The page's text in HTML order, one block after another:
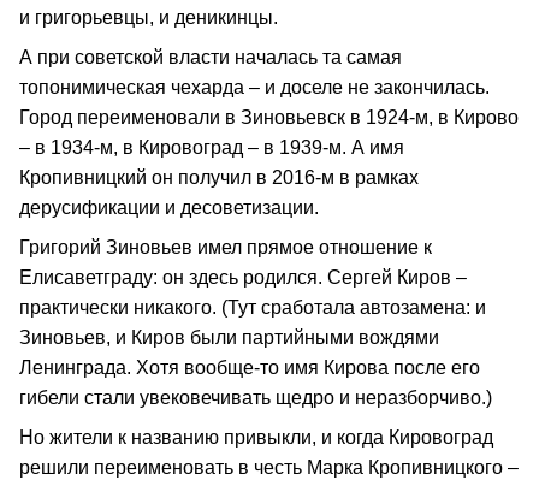
и григорьевцы, и деникинцы.
А при советской власти началась та самая
топонимическая чехарда – и доселе не закончилась.
Город переименовали в Зиновьевск в 1924-м, в Кирово
– в 1934-м, в Кировоград – в 1939-м. А имя
Кропивницкий он получил в 2016-м в рамках
дерусификации и десоветизации.
Григорий Зиновьев имел прямое отношение к
Елисаветграду: он здесь родился. Сергей Киров –
практически никакого. (Тут сработала автозамена: и
Зиновьев, и Киров были партийными вождями
Ленинграда. Хотя вообще-то имя Кирова после его
гибели стали увековечивать щедро и неразборчиво.)
Но жители к названию привыкли, и когда Кировоград
решили переименовать в честь Марка Кропивницкого –